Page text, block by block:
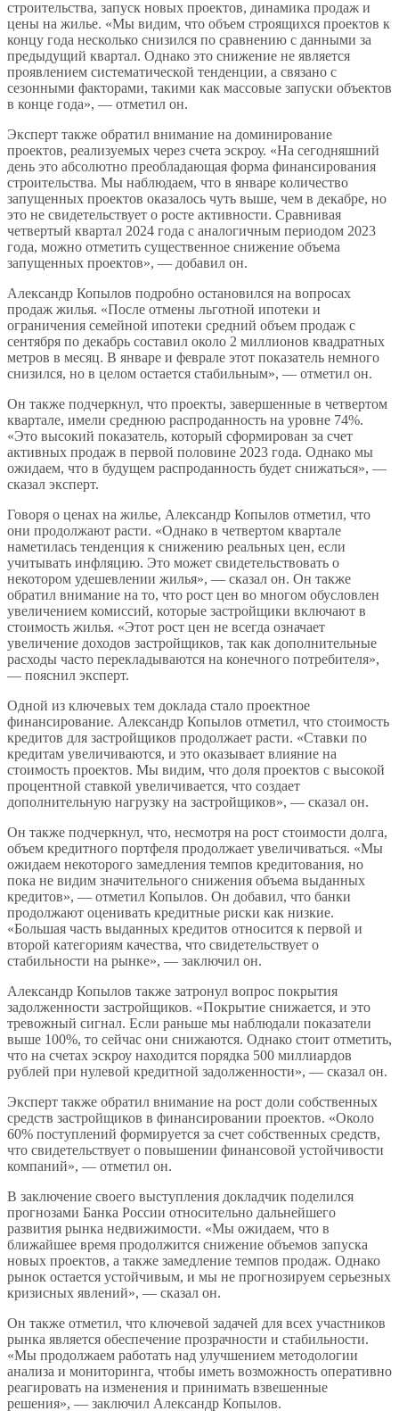
строительства, запуск новых проектов, динамика продаж и
цены на жилье. «Мы видим, что объем строящихся проектов к
концу года несколько снизился по сравнению с данными за
предыдущий квартал. Однако это снижение не является
проявлением систематической тенденции, а связано с
сезонными факторами, такими как массовые запуски объектов
в конце года», — отметил он.
Эксперт также обратил внимание на доминирование
проектов, реализуемых через счета эскроу. «На сегодняшний
день это абсолютно преобладающая форма финансирования
строительства. Мы наблюдаем, что в январе количество
запущенных проектов оказалось чуть выше, чем в декабре, но
это не свидетельствует о росте активности. Сравнивая
четвертый квартал 2024 года с аналогичным периодом 2023
года, можно отметить существенное снижение объема
запущенных проектов», — добавил он.
Александр Копылов подробно остановился на вопросах
продаж жилья. «После отмены льготной ипотеки и
ограничения семейной ипотеки средний объем продаж с
сентября по декабрь составил около 2 миллионов квадратных
метров в месяц. В январе и феврале этот показатель немного
снизился, но в целом остается стабильным», — отметил он.
Он также подчеркнул, что проекты, завершенные в четвертом
квартале, имели среднюю распроданность на уровне 74%.
«Это высокий показатель, который сформирован за счет
активных продаж в первой половине 2023 года. Однако мы
ожидаем, что в будущем распроданность будет снижаться», —
сказал эксперт.
Говоря о ценах на жилье, Александр Копылов отметил, что
они продолжают расти. «Однако в четвертом квартале
наметилась тенденция к снижению реальных цен, если
учитывать инфляцию. Это может свидетельствовать о
некотором удешевлении жилья», — сказал он. Он также
обратил внимание на то, что рост цен во многом обусловлен
увеличением комиссий, которые застройщики включают в
стоимость жилья. «Этот рост цен не всегда означает
увеличение доходов застройщиков, так как дополнительные
расходы часто перекладываются на конечного потребителя»,
— пояснил эксперт.
Одной из ключевых тем доклада стало проектное
финансирование. Александр Копылов отметил, что стоимость
кредитов для застройщиков продолжает расти. «Ставки по
кредитам увеличиваются, и это оказывает влияние на
стоимость проектов. Мы видим, что доля проектов с высокой
процентной ставкой увеличивается, что создает
дополнительную нагрузку на застройщиков», — сказал он.
Он также подчеркнул, что, несмотря на рост стоимости долга,
объем кредитного портфеля продолжает увеличиваться. «Мы
ожидаем некоторого замедления темпов кредитования, но
пока не видим значительного снижения объема выданных
кредитов», — отметил Копылов. Он добавил, что банки
продолжают оценивать кредитные риски как низкие.
«Большая часть выданных кредитов относится к первой и
второй категориям качества, что свидетельствует о
стабильности на рынке», — заключил он.
Александр Копылов также затронул вопрос покрытия
задолженности застройщиков. «Покрытие снижается, и это
тревожный сигнал. Если раньше мы наблюдали показатели
выше 100%, то сейчас они снижаются. Однако стоит отметить,
что на счетах эскроу находится порядка 500 миллиардов
рублей при нулевой кредитной задолженности», — сказал он.
Эксперт также обратил внимание на рост доли собственных
средств застройщиков в финансировании проектов. «Около
60% поступлений формируется за счет собственных средств,
что свидетельствует о повышении финансовой устойчивости
компаний», — отметил он.
В заключение своего выступления докладчик поделился
прогнозами Банка России относительно дальнейшего
развития рынка недвижимости. «Мы ожидаем, что в
ближайшее время продолжится снижение объемов запуска
новых проектов, а также замедление темпов продаж. Однако
рынок остается устойчивым, и мы не прогнозируем серьезных
кризисных явлений», — сказал он.
Он также отметил, что ключевой задачей для всех участников
рынка является обеспечение прозрачности и стабильности.
«Мы продолжаем работать над улучшением методологии
анализа и мониторинга, чтобы иметь возможность оперативно
реагировать на изменения и принимать взвешенные
решения», — заключил Александр Копылов.